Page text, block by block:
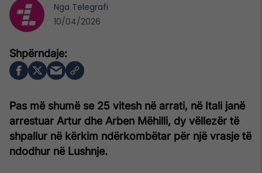
Pas më shumë se 25 vitesh në arrati, në Itali janë
arrestuar Artur dhe Arben Mëhilli, dy vëllezër të
shpallur në kërkim ndërkombëtar për një vrasje të
ndodhur në Lushnje.
Nga Telegrafi
10/04/2026